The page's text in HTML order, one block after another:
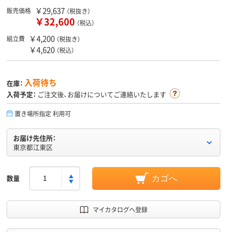
販売価格 ￥29,637 （税抜き）
￥32,600 （税込）
組立費
￥4,200 （税抜き）
￥4,620 （税込）
在庫： 入荷待ち
入荷予定： ご注文後、お届けについてご連絡いたします
置き場所指定 利用可
お届け先住所：
東京都江東区
数量 カゴへ
マイカタログへ登録